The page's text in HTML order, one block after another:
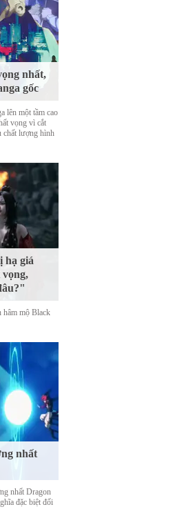
nhất,
gốc
lên một tầm cao
vọng vì cắt
chất lượng hình
hạ giá
hâm mộ Black
nhất
nhất Dragon
đặc biệt đối